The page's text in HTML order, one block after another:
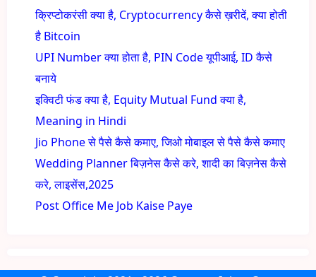
क्रिप्टोकरंसी क्या है, Cryptocurrency कैसे ख़रीदें, क्या होती
है Bitcoin
UPI Number क्या होता है, PIN Code यूपीआई, ID कैसे
बनाये
इक्विटी फंड क्या है, Equity Mutual Fund क्या है,
Meaning in Hindi
Jio Phone से पैसे कैसे कमाए, जिओ मोबाइल से पैसे कैसे कमाए
Wedding Planner बिज़नेस कैसे करे, शादी का बिज़नेस कैसे
करे, लाइसेंस,2025
Post Office Me Job Kaise Paye